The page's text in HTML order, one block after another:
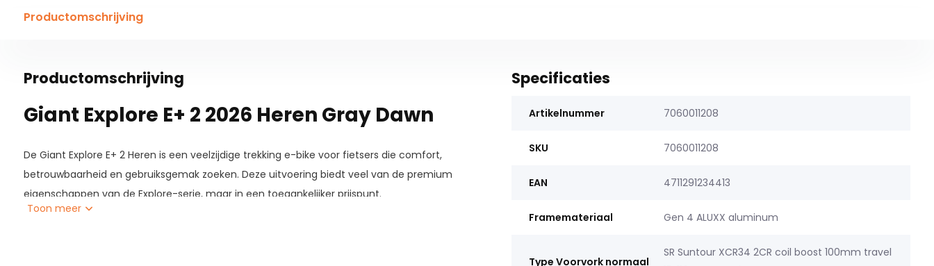
Productomschrijving
Productomschrijving
Giant Explore E+ 2 2026 Heren Gray Dawn
De Giant Explore E+ 2 Heren is een veelzijdige trekking e-bike voor fietsers die comfort,
betrouwbaarheid en gebruiksgemak zoeken. Deze uitvoering biedt veel van de premium
eigenschappen van de Explore-serie, maar in een toegankelijker prijspunt.
Toon meer
Specificaties
Artikelnummer 7060011208
SKU 7060011208
EAN 4711291234413
Framemateriaal Gen 4 ALUXX aluminum
Type Voorvork normaal
SR Suntour XCR34 2CR coil boost 100mm travel